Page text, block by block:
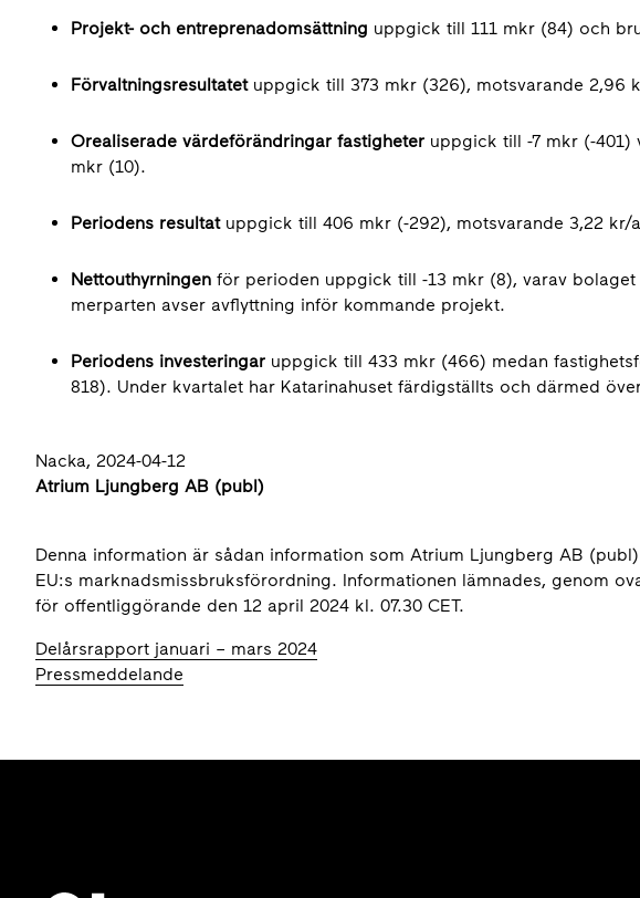
Projekt- och entreprenadomsättning uppgick till 111 mkr (84) och
Förvaltningsresultatet uppgick till 373 mkr (326), motsvarande 2,96
Orealiserade värdeförändringar fastigheter uppgick till -7 mkr (-
mkr (10).
Periodens resultatuppgick till 406 mkr (-292), motsvarande 3,22 kr/
Nettouthyrningen för perioden uppgick till -13 mkr (8), varav
merparten avser avflyttning inför kommande projekt.
Periodens investeringar uppgick till 433 mkr (466) medan
818). Under kvartalet har Katarinahuset färdigställts och därmed
Nacka, 2024-04-12
Atrium Ljungberg AB (publ)
Denna information är sådan information som Atrium Ljungberg AB
EU:s marknadsmissbruksförordning. Informationen lämnades, genom
för offentliggörande den 12 april 2024 kl. 07.30 CET.
Delårsrapport januari – mars 2024
Pressmeddelande